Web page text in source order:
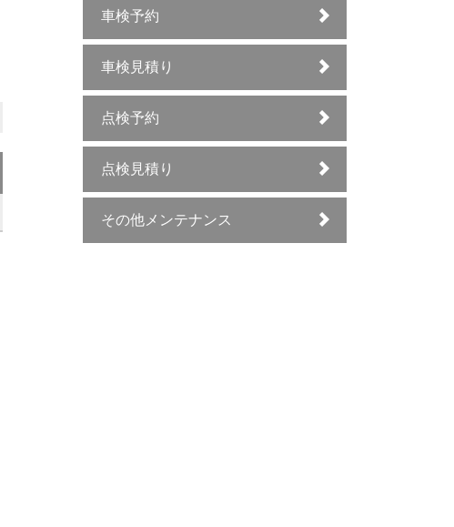
車検予約
車検見積り
点検予約
点検見積り
その他メンテナンス